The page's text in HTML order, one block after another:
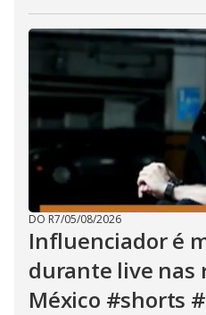
DO R7/05/08/2026
Influenciador é
durante live nas
México #shorts